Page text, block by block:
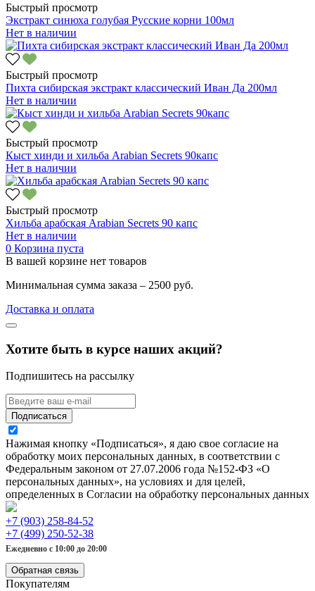
Быстрый просмотр
Экстракт синюха голубая Русские корни 100мл
Нет в наличии
Быстрый просмотр
Пихта сибирская экстракт классический Иван Да 200мл
Нет в наличии
Быстрый просмотр
Кыст хинди и хильба Arabian Secrets 90капс
Нет в наличии
Быстрый просмотр
Хильба арабская Arabian Secrets 90 капс
Нет в наличии
0 Корзина пуста
В вашей корзине нет товаров
Минимальная сумма заказа – 2500 руб.
Доставка и оплата
Хотите быть в курсе наших акций?
Подпишитесь на рассылку
Подписаться
Нажимая кнопку «Подписаться», я даю свое согласие на
обработку моих персональных данных, в соответствии с
Федеральным законом от 27.07.2006 года №152-ФЗ «О
персональных данных», на условиях и для целей,
определенных в Согласии на обработку персональных данных
+7 (903) 258-84-52
+7 (499) 250-52-38
Ежедневно с 10:00 до 20:00
Обратная связь
Покупателям